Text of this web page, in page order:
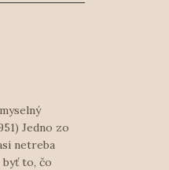
Jedno zo
netreba
to, čo